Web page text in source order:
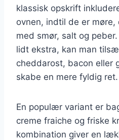
klassisk opskrift
ovnen, indtil de er
med smør, salt og
lidt ekstra, kan man
cheddarost, bacon eller
skabe en mere fyldig ret.
En populær variant er
creme fraiche og friske
kombination giver en